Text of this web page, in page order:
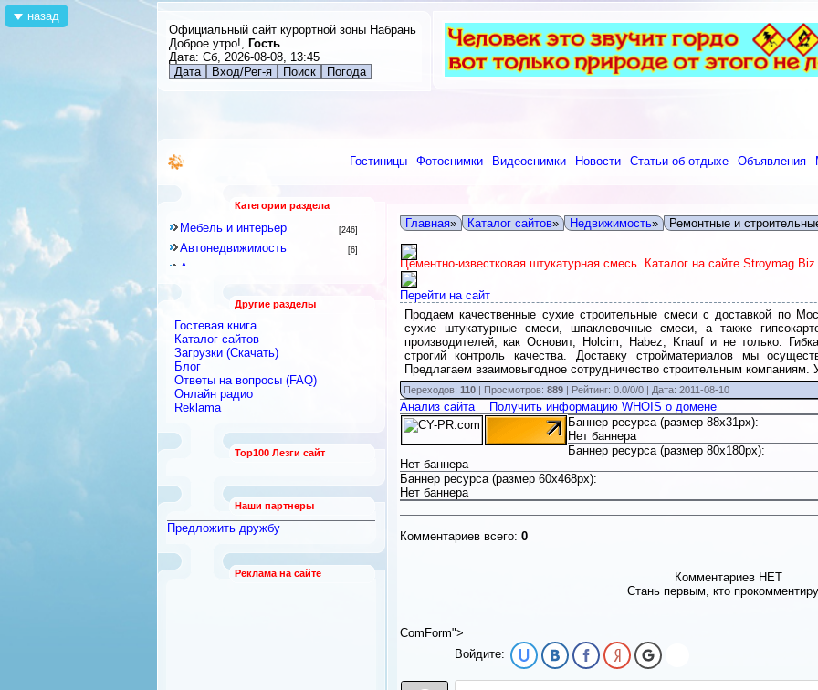
Официальный сайт курортной зоны Набрань
Доброе утро!, Гость
Дата: Сб, 2026-08-08, 13:45
Дата
Вход/Рег-я Поиск Погода
Гостиницы Фотоснимки Видеоснимки Новости Статьи об отдыхе Объявления
Категории раздела
Мебель и интерьер [246]
Автонедвижимость [6]
Аренда квартир и комнат
Строительное оборудование
Перевозки
Посуточная аренда
Ремонтные и строительные
материалы
Строительные и ремонтные
работы
Безопасность и охрана
Бытовая техника
Другие разделы
Гостевая книга
Каталог сайтов
Загрузки (Скачать)
Блог
Ответы на вопросы (FAQ)
Онлайн радио
Reklama
Top100 Лезги сайт
Наши партнеры
Предложить дружбу
Реклама на сайте
Главная» Каталог сайтов» Недвижимость» Ремонтные и
Цементно-известковая штукатурная смесь. Каталог на сайте Stroymag.Biz
Перейти на сайт
Продаем качественные сухие строительные смеси с доставкой по
сухие штукатурные смеси, шпаклевочные смеси, а также
производителей, как Основит, Holcim, Habez, Knauf и не только.
строгий контроль качества. Доставку стройматериалов мы
Предлагаем взаимовыгодное сотрудничество строительным
Переходов: 110| Просмотров: 889| Рейтинг: 0.0/0/0 | Дата: 2011-08-10
Анализ сайта
Получить информацию WHOIS о домене
Баннер ресурса (размер 88x31px):
Нет баннера
Баннер ресурса (размер 80x180px):
Нет баннера
Баннер ресурса (размер 60x468px):
Нет баннера
Комментариев всего: 0
Комментариев НЕТ
Стань первым, кто
ComForm">
Войдите:
назад